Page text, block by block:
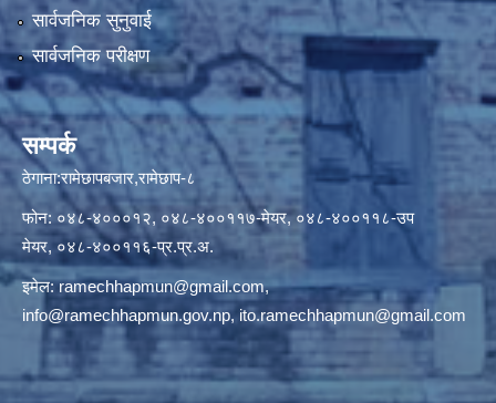
सार्वजनिक सुनुवाई
सार्वजनिक परीक्षण
सम्पर्क
ठेगाना:रामेछापबजार,रामेछाप-८
फोन: ०४८-४०००१२, ०४८-४००११७-मेयर, ०४८-४००११८-उप
मेयर, ०४८-४००११६-प्र.प्र.अ.
इमेल:ramechhapmun@gmail.com,
info@ramechhapmun.gov.np,ito.ramechhapmun@gmail.com